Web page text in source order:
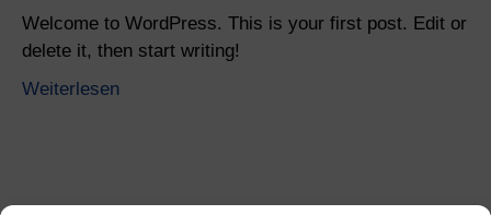
world!
Welcome to WordPress. This is your first post. Edit or
delete it, then start writing!
Weiterlesen